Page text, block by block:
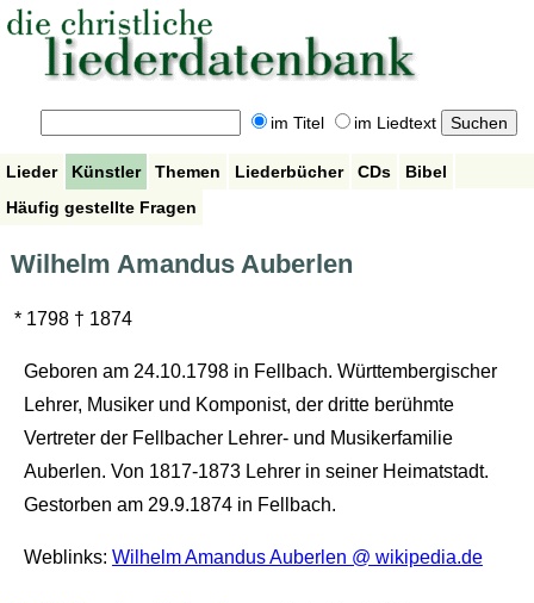
im Titel im Liedtext
Lieder Künstler Themen Liederbücher CDs
Bibel
Häufig gestellte Fragen
Wilhelm Amandus Auberlen
* 1798 † 1874
Geboren am 24.10.1798 in Fellbach. Württembergischer
Lehrer, Musiker und Komponist, der dritte berühmte
Vertreter der Fellbacher Lehrer- und Musikerfamilie
Auberlen. Von 1817-1873 Lehrer in seiner Heimatstadt.
Gestorben am 29.9.1874 in Fellbach.
Weblinks: Wilhelm Amandus Auberlen @ wikipedia.de